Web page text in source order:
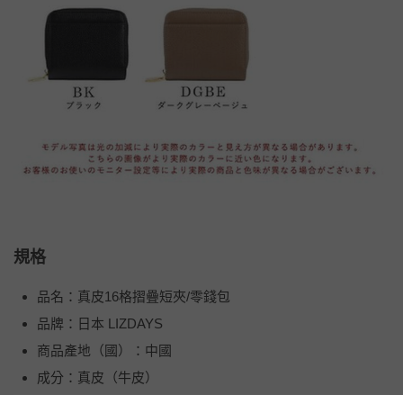
規格
品名：真皮16格摺疊短夾/零錢包
品牌：日本 LIZDAYS
商品產地（國）：中國
成分：真皮（牛皮）